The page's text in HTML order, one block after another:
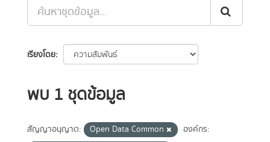
เรียงโดย
พบ 1 ชุดข้อมูล
สัญญาอนุญาต: Open Data Common
องค์กร: